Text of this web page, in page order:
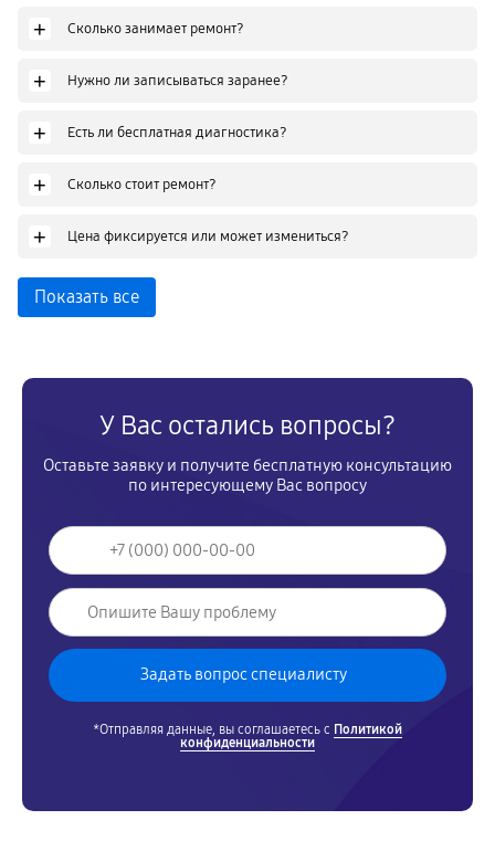
+ Сколько занимает ремонт?
+ Нужно ли записываться заранее?
+ Есть ли бесплатная диагностика?
+ Сколько стоит ремонт?
+ Цена фиксируется или может измениться?
Показать все
У Вас остались вопросы?
Оставьте заявку и получите бесплатную консультацию
по интересующему Вас вопросу
*Отправляя данные, вы соглашаетесь с Политикой
конфиденциальности